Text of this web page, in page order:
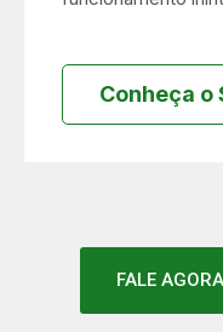
Conheça o
FALE